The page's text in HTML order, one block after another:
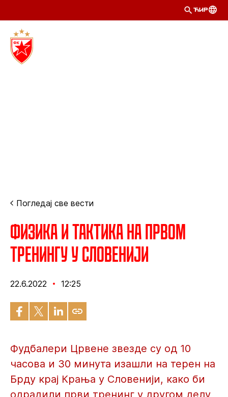
ЋИР
Погледај све вести
Физика и тактика на првом
тренингу у Словенији
22.6.2022 12:25
Фудбалери Црвене звезде су од 10
часова и 30 минута изашли на терен на
Брду крај Крања у Словенији, како би
одрадили први тренинг у другом делу